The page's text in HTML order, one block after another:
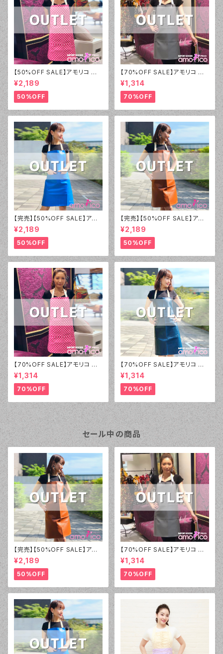
【50%OFF SALE】アモリコ オリ
ジナル（amorico original）PV
C ピンクホワイトドット（小） エ
プロン【アウトレット】⑳
¥2,189
50%OFF
【70%OFF SALE】アモリコ オ
リジナル（amorico original）P
VC グレー無地 エプロン（男女
兼用）【アウトレット】①
¥1,314
70%OFF
【完売】【50%OFF SALE】アモ
リコ オリジナル（amorico orig
inal）PVC ブルー無地 エプロン
（男女兼用）【アウトレット】①
¥2,189
50%OFF
【完売】【50%OFF SALE】アモ
リコ オリジナル（amorico orig
inal）PVC ブラウン無地 エプロ
ン（男女兼用）【アウトレット】②
¥2,189
50%OFF
【70%OFF SALE】アモリコ オ
リジナル（amorico original）P
VC ピンクホワイトドット（小） エ
プロン【アウトレット】⑩
¥1,314
70%OFF
【70%OFF SALE】アモリコ オ
リジナル（amorico original）P
VC ネイビー無地 エプロン（男
女兼用）【アウトレット】⑦
¥1,314
70%OFF
セール中の商品
【完売】【50%OFF SALE】アモ
リコ オリジナル（amorico orig
inal）PVC ブラウン無地 エプロ
ン（男女兼用）【アウトレット】②
¥2,189
50%OFF
【70%OFF SALE】アモリコ オ
リジナル（amorico original）P
VC グレー無地 エプロン（男女
兼用）【アウトレット】①
¥1,314
70%OFF